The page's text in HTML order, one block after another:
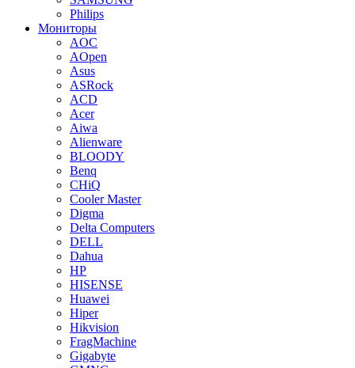
Philips
Мониторы
AOC
AOpen
Asus
ASRock
ACD
Acer
Aiwa
Alienware
BLOODY
Benq
CHiQ
Cooler Master
Digma
Delta Computers
DELL
Dahua
HP
HISENSE
Huawei
Hiper
Hikvision
FragMachine
Gigabyte